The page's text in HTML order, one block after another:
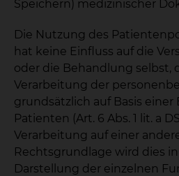
Speichern) medizinischer
Die Nutzung des
hat keine Einfluss auf die
oder die Behandlung selbst,
Verarbeitung der
grundsätzlich auf Basis
Patienten (Art. 6 Abs. 1 lit. a
Verarbeitung auf einer
Rechtsgrundlage wird dies
Darstellung der einzelnen